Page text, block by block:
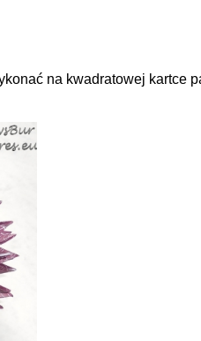
na kwadratowej kartce